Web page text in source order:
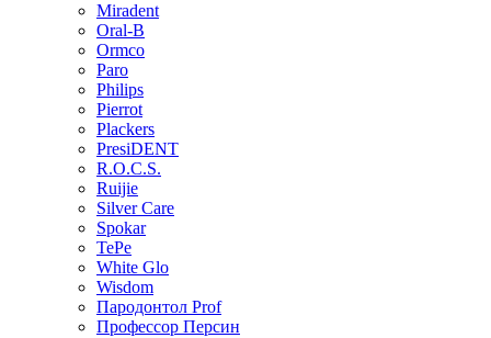
Miradent
Oral-B
Ormco
Paro
Philips
Pierrot
Plackers
PresiDENT
R.O.C.S.
Ruijie
Silver Care
Spokar
TePe
White Glo
Wisdom
Пародонтол Prof
Профессор Персин